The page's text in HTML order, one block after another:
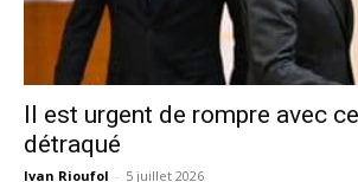
Il est urgent de rompre avec
détraqué
Ivan Rioufol - 5 juillet 2026